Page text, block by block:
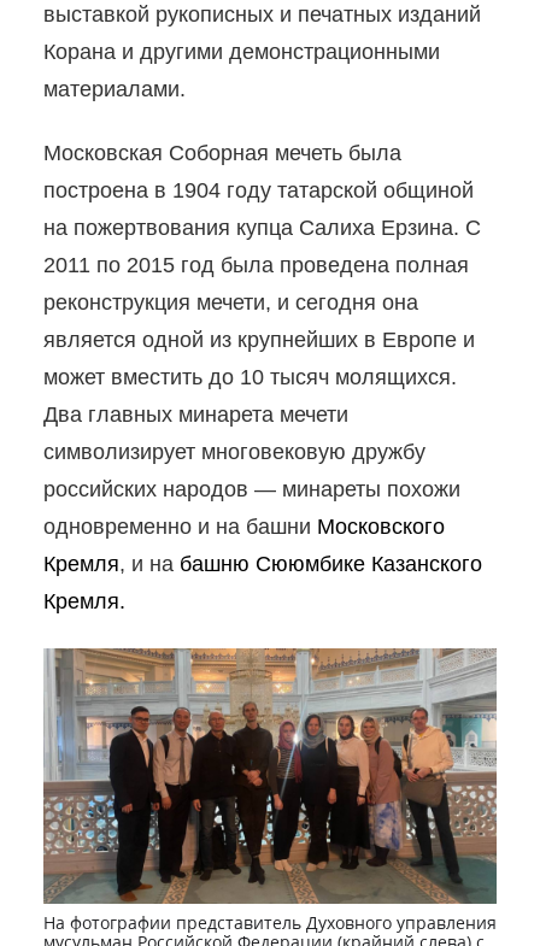
выставкой рукописных и печатных изданий
Корана и другими демонстрационными
материалами.
Московская Соборная мечеть была
построена в 1904 году татарской общиной
на пожертвования купца Салиха Ерзина. С
2011 по 2015 год была проведена полная
реконструкция мечети, и сегодня она
является одной из крупнейших в Европе и
может вместить до 10 тысяч молящихся.
Два главных минарета мечети
символизирует многовековую дружбу
российских народов — минареты похожи
одновременно и на башни Московского
Кремля, и на башню Сююмбике Казанского
Кремля.
На фотографии представитель Духовного управления